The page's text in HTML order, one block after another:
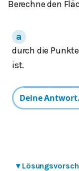
Berechne den
durch die Punkte
ist.
▾